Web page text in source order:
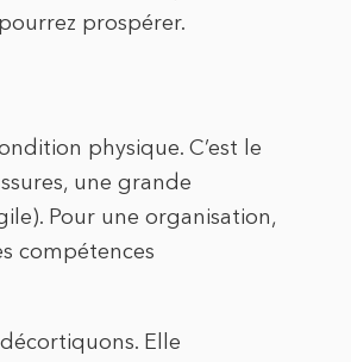
prospérer.
physique. C’est le
une grande
Pour une organisation,
compétences
Elle